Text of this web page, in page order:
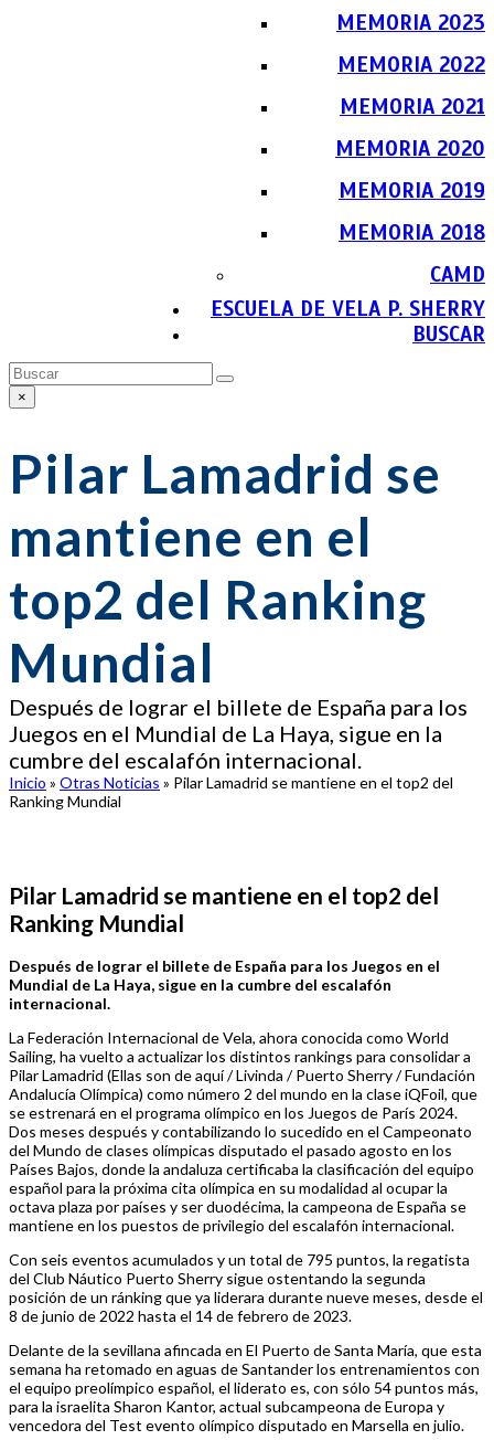
MEMORIA 2023
MEMORIA 2022
MEMORIA 2021
MEMORIA 2020
MEMORIA 2019
MEMORIA 2018
CAMD
ESCUELA DE VELA P. SHERRY
BUSCAR
Buscar
Enviar
×
Close
Pilar Lamadrid se
mantiene en el
top2 del Ranking
Mundial
Después de lograr el billete de España para los
Juegos en el Mundial de La Haya, sigue en la
cumbre del escalafón internacional.
Inicio » Otras Noticias » Pilar Lamadrid se mantiene en el top2 del
Ranking Mundial
Pilar Lamadrid se mantiene en el top2 del
Ranking Mundial
Después de lograr el billete de España para los Juegos en el
Mundial de La Haya, sigue en la cumbre del escalafón
internacional.
La Federación Internacional de Vela, ahora conocida como World
Sailing, ha vuelto a actualizar los distintos rankings para consolidar a
Pilar Lamadrid (Ellas son de aquí / Livinda / Puerto Sherry / Fundación
Andalucía Olímpica) como número 2 del mundo en la clase iQFoil, que
se estrenará en el programa olímpico en los Juegos de París 2024.
Dos meses después y contabilizando lo sucedido en el Campeonato
del Mundo de clases olímpicas disputado el pasado agosto en los
Países Bajos, donde la andaluza certificaba la clasificación del equipo
español para la próxima cita olímpica en su modalidad al ocupar la
octava plaza por países y ser duodécima, la campeona de España se
mantiene en los puestos de privilegio del escalafón internacional.
Con seis eventos acumulados y un total de 795 puntos, la regatista
del Club Náutico Puerto Sherry sigue ostentando la segunda
posición de un ránking que ya liderara durante nueve meses, desde el
8 de junio de 2022 hasta el 14 de febrero de 2023.
Delante de la sevillana afincada en El Puerto de Santa María, que esta
semana ha retomado en aguas de Santander los entrenamientos con
el equipo preolímpico español, el liderato es, con sólo 54 puntos más,
para la israelita Sharon Kantor, actual subcampeona de Europa y
vencedora del Test evento olímpico disputado en Marsella en julio.